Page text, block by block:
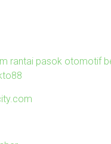
rantai pasok otomotif